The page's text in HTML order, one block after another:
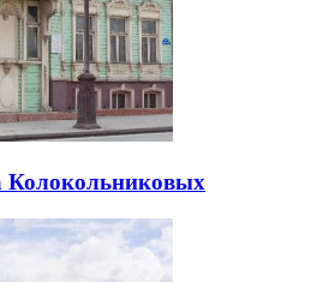
Колокольниковых